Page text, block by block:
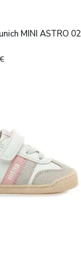
MINI ASTRO 02